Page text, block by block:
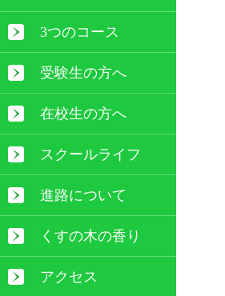
3つのコース
受験生の方へ
在校生の方へ
スクールライフ
進路について
くすの木の香り
アクセス